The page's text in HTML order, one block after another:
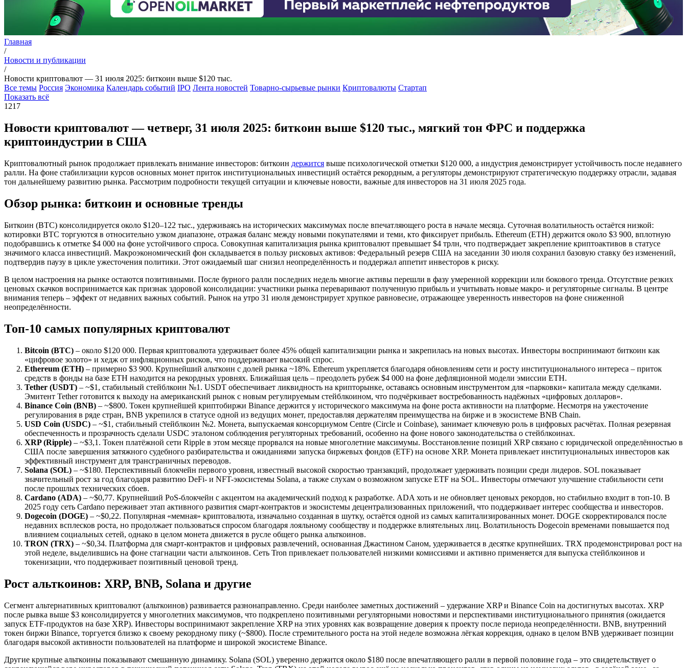
Главная
/
Новости и публикации
/
Новости криптовалют — 31 июля 2025: биткоин выше $120 тыс.
Все темы Россия Экономика Календарь событий IPO Лента новостей Товарно-сырьевые рынки Криптовалюты Стартап
Показать всё
1217
Новости криптовалют — четверг, 31 июля 2025: биткоин выше $120 тыс., мягкий тон ФРС и поддержка
криптоиндустрии в США
Криптовалютный рынок продолжает привлекать внимание инвесторов: биткоин держится выше психологической отметки $120 000, а индустрия демонстрирует устойчивость после недавнего
ралли. На фоне стабилизации курсов основных монет приток институциональных инвестиций остаётся рекордным, а регуляторы демонстрируют стратегическую поддержку отрасли, задавая
тон дальнейшему развитию рынка. Рассмотрим подробности текущей ситуации и ключевые новости, важные для инвесторов на 31 июля 2025 года.
Обзор рынка: биткоин и основные тренды
Биткоин (BTC) консолидируется около $120–122 тыс., удерживаясь на исторических максимумах после впечатляющего роста в начале месяца. Суточная волатильность остаётся низкой:
котировки BTC торгуются в относительно узком диапазоне, отражая баланс между новыми покупателями и теми, кто фиксирует прибыль. Ethereum (ETH) держится около $3 900, вплотную
подобравшись к отметке $4 000 на фоне устойчивого спроса. Совокупная капитализация рынка криптовалют превышает $4 трлн, что подтверждает закрепление криптоактивов в статусе
значимого класса инвестиций. Макроэкономический фон складывается в пользу рисковых активов: Федеральный резерв США на заседании 30 июля сохранил базовую ставку без изменений,
подтвердив паузу в цикле ужесточения политики. Этот ожидаемый шаг снизил неопределённость и поддержал аппетит инвесторов к риску.
В целом настроения на рынке остаются позитивными. После бурного ралли последних недель многие активы перешли в фазу умеренной коррекции или бокового тренда. Отсутствие резких
ценовых скачков воспринимается как признак здоровой консолидации: участники рынка переваривают полученную прибыль и учитывать новые макро- и регуляторные сигналы. В центре
внимания теперь – эффект от недавних важных событий. Рынок на утро 31 июля демонстрирует хрупкое равновесие, отражающее уверенность инвесторов на фоне сниженной
неопределённости.
Топ-10 самых популярных криптовалют
Bitcoin (BTC) – около $120 000. Первая криптовалюта удерживает более 45% общей капитализации рынка и закрепилась на новых высотах. Инвесторы воспринимают биткоин как
«цифровое золото» и хедж от инфляционных рисков, что поддерживает высокий спрос.
Ethereum (ETH) – примерно $3 900. Крупнейший альткоин с долей рынка ~18%. Ethereum укрепляется благодаря обновлениям сети и росту институционального интереса – приток
средств в фонды на базе ETH находится на рекордных уровнях. Ближайшая цель – преодолеть рубеж $4 000 на фоне дефляционной модели эмиссии ETH.
Tether (USDT) – ~$1, стабильный стейблкоин №1. USDT обеспечивает ликвидность на крипторынке, оставаясь основным инструментом для «парковки» капитала между сделками.
Эмитент Tether готовится к выходу на американский рынок с новым регулируемым стейблкоином, что подчёркивает востребованность надёжных «цифровых долларов».
Binance Coin (BNB) – ~$800. Токен крупнейшей криптобиржи Binance держится у исторического максимума на фоне роста активности на платформе. Несмотря на ужесточение
регулирования в ряде стран, BNB укрепился в статусе одной из ведущих монет, предоставляя держателям преимущества на бирже и в экосистеме BNB Chain.
USD Coin (USDC) – ~$1, стабильный стейблкоин №2. Монета, выпускаемая консорциумом Centre (Circle и Coinbase), занимает ключевую роль в цифровых расчётах. Полная резервная
обеспеченность и прозрачность сделали USDC эталоном соблюдения регуляторных требований, особенно на фоне нового законодательства о стейблкоинах.
XRP (Ripple) – ~$3,1. Токен платёжной сети Ripple в этом месяце прорвался на новые многолетние максимумы. Восстановление позиций XRP связано с юридической определённостью в
США после завершения затяжного судебного разбирательства и ожиданиями запуска биржевых фондов (ETF) на основе XRP. Монета привлекает институциональных инвесторов как
эффективный инструмент для трансграничных переводов.
Solana (SOL) – ~$180. Перспективный блокчейн первого уровня, известный высокой скоростью транзакций, продолжает удерживать позиции среди лидеров. SOL показывает
значительный рост за год благодаря развитию DeFi- и NFT-экосистемы Solana, а также слухам о возможном запуске ETF на SOL. Инвесторы отмечают улучшение стабильности сети
после прошлых технических сбоев.
Cardano (ADA) – ~$0,77. Крупнейший PoS-блокчейн с акцентом на академический подход к разработке. ADA хоть и не обновляет ценовых рекордов, но стабильно входит в топ-10. В
2025 году сеть Cardano переживает этап активного развития смарт-контрактов и экосистемы децентрализованных приложений, что поддерживает интерес сообщества и инвесторов.
Dogecoin (DOGE) – ~$0,22. Популярная «мемная» криптовалюта, изначально созданная в шутку, остаётся одной из самых капитализированных монет. DOGE скорректировался после
недавних всплесков роста, но продолжает пользоваться спросом благодаря лояльному сообществу и поддержке влиятельных лиц. Волатильность Dogecoin временами повышается под
влиянием социальных сетей, однако в целом монета движется в русле общего рынка альткоинов.
TRON (TRX) – ~$0,34. Платформа для смарт-контрактов и цифровых развлечений, основанная Джастином Саном, удерживается в десятке крупнейших. TRX продемонстрировал рост на
этой неделе, выделившись на фоне стагнации части альткоинов. Сеть Tron привлекает пользователей низкими комиссиями и активно применяется для выпуска стейблкоинов и
токенизации, что поддерживает позитивный ценовой тренд.
Рост альткоинов: XRP, BNB, Solana и другие
Сегмент альтернативных криптовалют (альткоинов) развивается разнонаправленно. Среди наиболее заметных достижений – удержание XRP и Binance Coin на достигнутых высотах. XRP
после рывка выше $3 консолидируется у многолетних максимумов, что подкреплено позитивными регуляторными новостями и перспективами институционального принятия (ожидается
запуск ETF-продуктов на базе XRP). Инвесторы воспринимают закрепление XRP на этих уровнях как возвращение доверия к проекту после периода неопределённости. BNB, внутренний
токен биржи Binance, торгуется близко к своему рекордному пику (~$800). После стремительного роста на этой неделе возможна лёгкая коррекция, однако в целом BNB удерживает позиции
благодаря высокой активности пользователей на платформе и широкой экосистеме Binance.
Другие крупные альткоины показывают смешанную динамику. Solana (SOL) уверенно держится около $180 после впечатляющего ралли в первой половине года – это свидетельствует о